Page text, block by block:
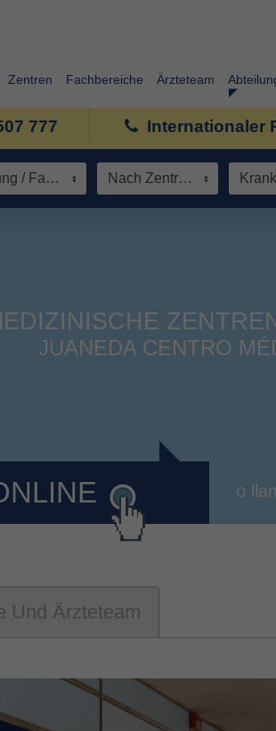
Zentren Fachbereiche Ärzteteam
777 Internationaler
Spezialisierung / Fachbereich Nach Zentrum
JUANEDA CENTRO
o
Und Ärzteteam